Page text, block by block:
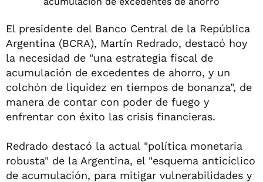
El presidente del Banco Central de la República
Argentina (BCRA), Martín Redrado, destacó hoy
la necesidad de "una estrategia fiscal de
acumulación de excedentes de ahorro, y un
colchón de liquidez en tiempos de bonanza", de
manera de contar con poder de fuego y
enfrentar con éxito las crisis financieras.
Redrado destacó la actual "política monetaria
robusta" de la Argentina, el "esquema anticíclico
de acumulación, para mitigar vulnerabilidades y